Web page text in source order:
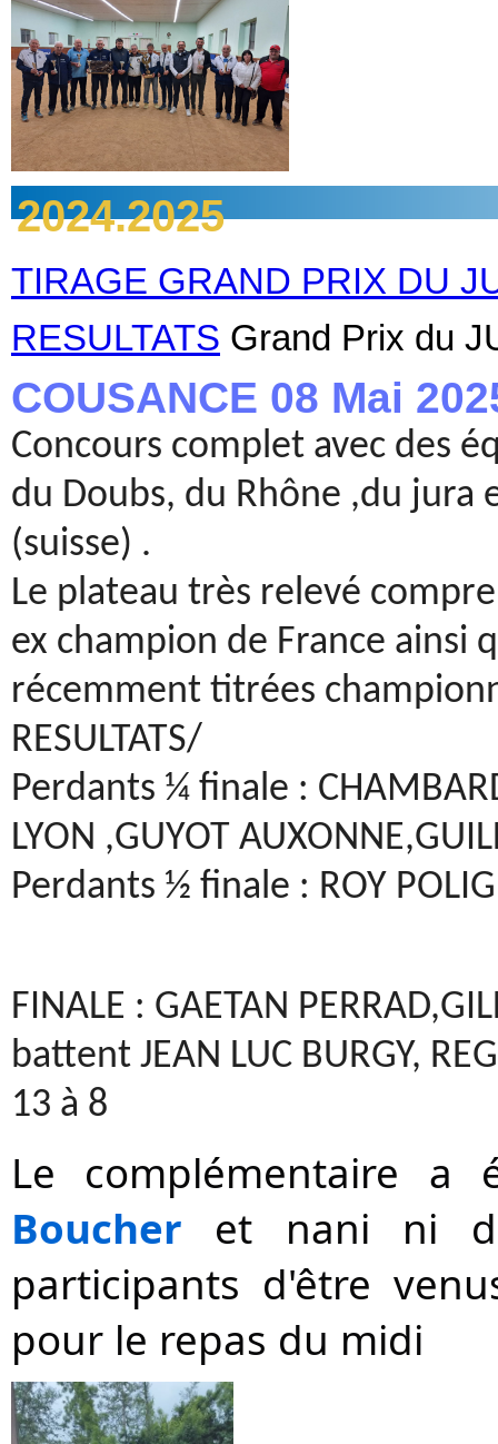
2024.2025
TIRAGE GRAND PRIX DU
RESULTATS Grand Prix du
COUSANCE 08 Mai
Concours complet avec des
du Doubs, du Rhône ,du jura
(suisse) .
Le plateau très relevé
ex champion de France ainsi
récemment titrées
RESULTATS/
Perdants ¼ finale :
LYON ,GUYOT
Perdants ½ finale : ROY
FINALE : GAETAN
battent JEAN LUC BURGY,
13 à 8
Le complémentaire
Boucher et nani ni
participants d'être
pour le repas du midi